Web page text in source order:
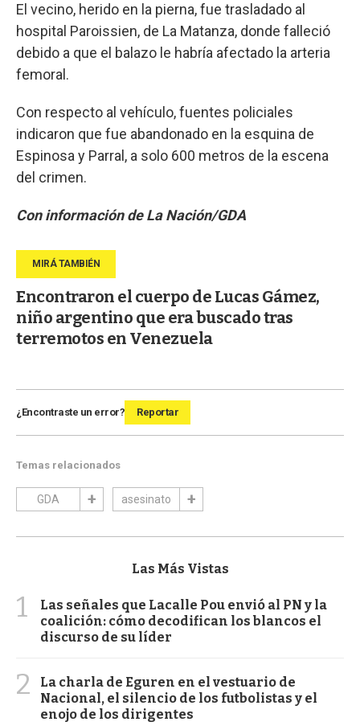
El vecino, herido en la pierna, fue trasladado al
hospital Paroissien, de La Matanza, donde falleció
debido a que el balazo le habría afectado la arteria
femoral.
Con respecto al vehículo, fuentes policiales
indicaron que fue abandonado en la esquina de
Espinosa y Parral, a solo 600 metros de la escena
del crimen.
Con información de La Nación/GDA
Encontraron el cuerpo de Lucas Gámez,
niño argentino que era buscado tras
terremotos en Venezuela
¿Encontraste un error? Reportar
Temas relacionados
GDA asesinato
Las Más Vistas
1
Las señales que Lacalle Pou envió al PN y la
coalición: cómo decodifican los blancos el
discurso de su líder
2
La charla de Eguren en el vestuario de
Nacional, el silencio de los futbolistas y el
enojo de los dirigentes